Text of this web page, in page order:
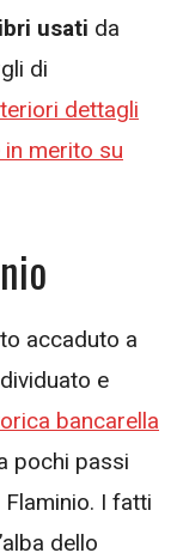
usati da
di
dettagli
merito su
accaduto a
e
bancarella
pochi passi
I fatti
dello